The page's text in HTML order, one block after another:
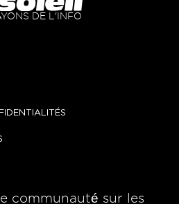
DE L'INFO
communauté sur les